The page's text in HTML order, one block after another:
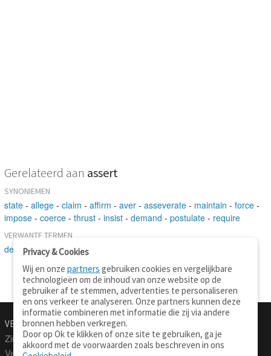
Gerelateerd aan assert
SYNONIEMEN
state - allege - claim - affirm - aver - asseverate - maintain - force -
impose - coerce - thrust - insist - demand - postulate - require
VERWANTE TERMEN
declare-bespeak-announce
VERTALEN.NU
Zinnen vertalen
Verklarend woordenboek
Over deze site
Privacy & Cookies
Wij en onzepartners gebruiken cookies en vergelijkbare
technologieën om de inhoud van onze website op de
gebruiker af te stemmen, advertenties te personaliseren
en ons verkeer te analyseren. Onze partners kunnen deze
informatie combineren met informatie die zij via andere
bronnen hebben verkregen.
Door op Ok te klikken of onze site te gebruiken, ga je
akkoord met de voorwaarden zoals beschreven in ons